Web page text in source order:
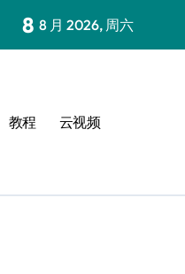
8 8 月 2026, 周六
教程 云视频